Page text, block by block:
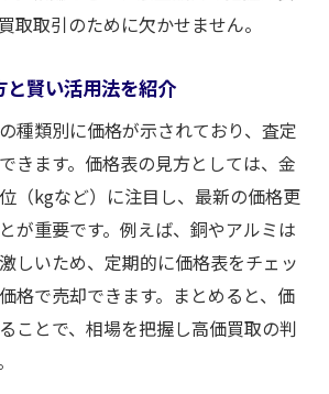
取取引のために欠かせません。
と賢い活用法を紹介
種類別に価格が示されており、査定
きます。価格表の見方としては、金
（kgなど）に注目し、最新の価格更
が重要です。例えば、銅やアルミは
しいため、定期的に価格表をチェッ
格で売却できます。まとめると、価
ことで、相場を把握し高価買取の判